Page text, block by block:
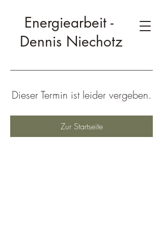
Energiearbeit -
Dennis Niechotz
Dieser Termin ist leider vergeben.
Zur Startseite